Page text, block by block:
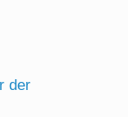
der